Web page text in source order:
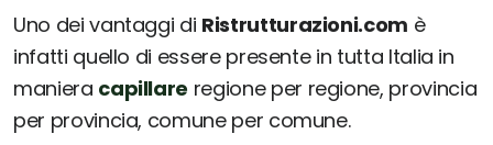
Uno dei vantaggi di Ristrutturazioni.com è
infatti quello di essere presente in tutta Italia in
maniera capillare regione per regione, provincia
per provincia, comune per comune.